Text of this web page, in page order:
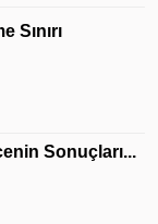
Sınırı
Sonuçları...